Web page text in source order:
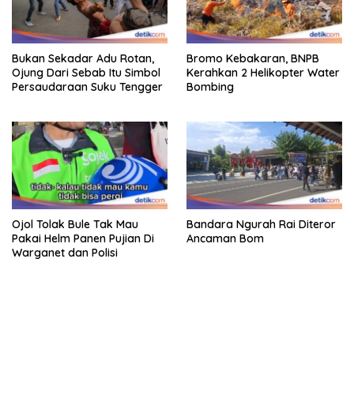
Bukan Sekadar Adu Rotan,
Ojung Dari Sebab Itu Simbol
Persaudaraan Suku Tengger
Bromo Kebakaran, BNPB
Kerahkan 2 Helikopter Water
Bombing
Ojol Tolak Bule Tak Mau
Pakai Helm Panen Pujian Di
Warganet dan Polisi
Bandara Ngurah Rai Diteror
Ancaman Bom